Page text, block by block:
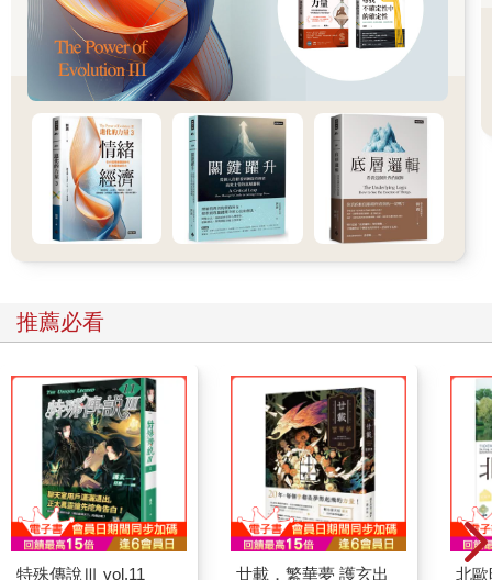
推薦必看
特殊傳說Ⅲ vol.11 廿載．繁華夢 護玄出 北